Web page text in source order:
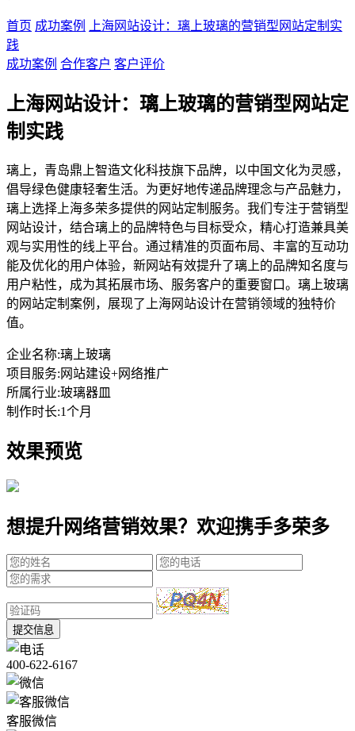
首页 成功案例
上海网站设计：璃上玻璃的营销型网站定制实
践
成功案例 合作客户 客户评价
上海网站设计：璃上玻璃的营销型网站定
制实践
璃上，青岛鼎上智造文化科技旗下品牌，以中国文化为灵感，
倡导绿色健康轻奢生活。为更好地传递品牌理念与产品魅力，
璃上选择上海多荣多提供的网站定制服务。我们专注于营销型
网站设计，结合璃上的品牌特色与目标受众，精心打造兼具美
观与实用性的线上平台。通过精准的页面布局、丰富的互动功
能及优化的用户体验，新网站有效提升了璃上的品牌知名度与
用户粘性，成为其拓展市场、服务客户的重要窗口。璃上玻璃
的网站定制案例，展现了上海网站设计在营销领域的独特价
值。
企业名称:璃上玻璃
项目服务: 网站建设+网络推广
所属行业:玻璃器皿
制作时长:1个月
效果预览
想提升网络营销效果？欢迎携手多荣多
提交信息
400-622-6167
客服微信